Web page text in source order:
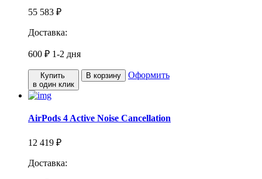
55 583 ₽
Доставка:
600 ₽ 1-2 дня
Купить
в один клик
В корзину Оформить
AirPods 4 Active Noise Cancellation
12 419 ₽
Доставка: